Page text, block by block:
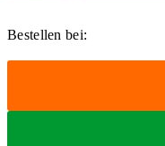
Bestellen bei: